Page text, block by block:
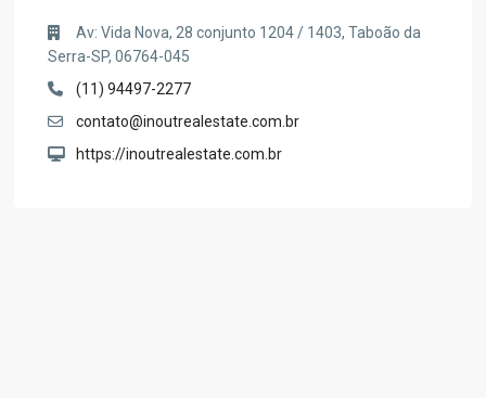
Av: Vida Nova, 28 conjunto 1204 / 1403, Taboão da
Serra-SP, 06764-045
(11) 94497-2277
contato@inoutrealestate.com.br
https://inoutrealestate.com.br